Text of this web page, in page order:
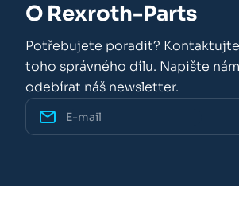
O Rexroth-Parts
Potřebujete poradit?
toho správného dílu. Napište
odebírat náš newsletter.